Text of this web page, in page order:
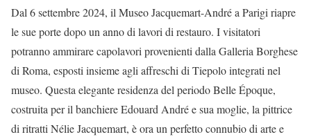
Dal 6 settembre 2024, il Museo Jacquemart-André a Parigi riapre
le sue porte dopo un anno di lavori di restauro. I visitatori
potranno ammirare capolavori provenienti dalla Galleria Borghese
di Roma, esposti insieme agli affreschi di Tiepolo integrati nel
museo. Questa elegante residenza del periodo Belle Époque,
costruita per il banchiere Edouard André e sua moglie, la pittrice
di ritratti Nélie Jacquemart, è ora un perfetto connubio di arte e